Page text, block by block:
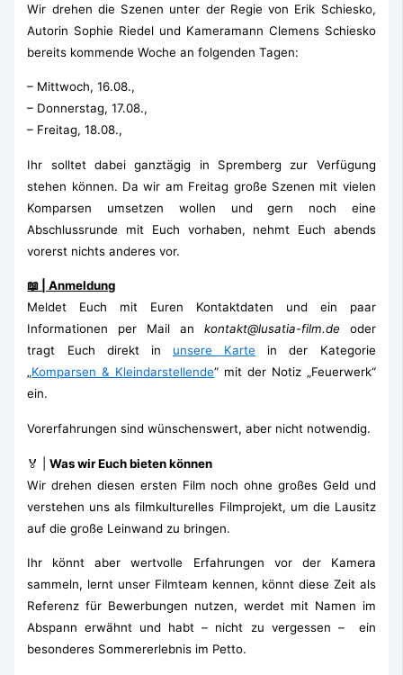
Wir drehen die Szenen unter der Regie von Erik Schiesko,
Autorin Sophie Riedel und Kameramann Clemens Schiesko
bereits kommende Woche an folgenden Tagen:
– Mittwoch, 16.08.,
– Donnerstag, 17.08.,
– Freitag, 18.08.,
Ihr solltet dabei ganztägig in Spremberg zur Verfügung
stehen können. Da wir am Freitag große Szenen mit vielen
Komparsen umsetzen wollen und gern noch eine
Abschlussrunde mit Euch vorhaben, nehmt Euch abends
vorerst nichts anderes vor.
📖 | Anmeldung
Meldet Euch mit Euren Kontaktdaten und ein paar
Informationen per Mail an kontakt@lusatia-film.deoder
tragt Euch direkt in unsere Karte in der Kategorie
„Komparsen & Kleindarstellende“ mit der Notiz „Feuerwerk“
ein.
Vorerfahrungen sind wünschenswert, aber nicht notwendig.
🏅 |Was wir Euch bieten können
Wir drehen diesen ersten Film noch ohne großes Geld und
verstehen uns als filmkulturelles Filmprojekt, um die Lausitz
auf die große Leinwand zu bringen.
Ihr könnt aber wertvolle Erfahrungen vor der Kamera
sammeln, lernt unser Filmteam kennen, könnt diese Zeit als
Referenz für Bewerbungen nutzen, werdet mit Namen im
Abspann erwähnt und habt – nicht zu vergessen – ein
besonderes Sommererlebnis im Petto.